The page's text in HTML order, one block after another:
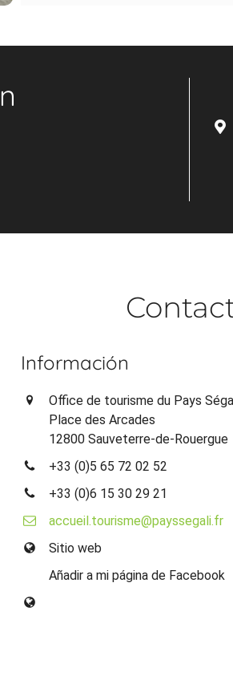
Información
Office de tourisme du Pays
Place des Arcades
12800 Sauveterre-de-Rouergue
+33 (0)5 65 72 02 52
+33 (0)6 15 30 29 21
accueil.tourisme@payssegali.fr
Sitio web
Añadir a mi página de Facebook